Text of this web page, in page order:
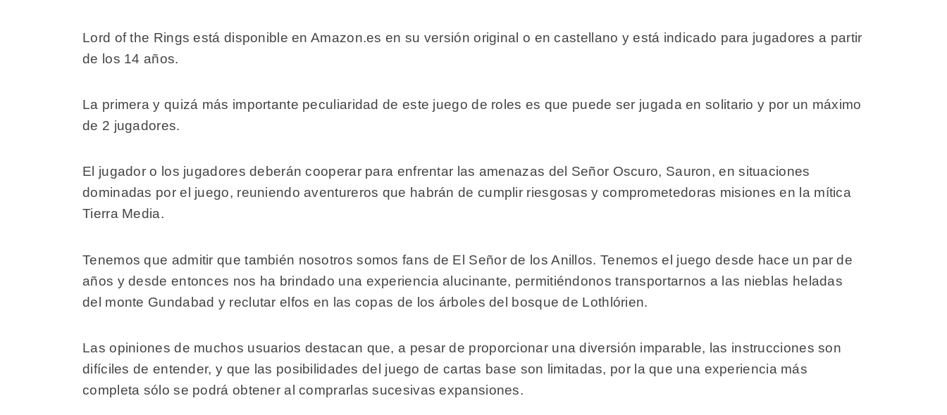
Lord of the Rings está disponible en Amazon.es en su versión original o en castellano y está indicado para jugadores a partir
de los 14 años.
La primera y quizá más importante peculiaridad de este juego de roles es que puede ser jugada en solitario y por un máximo
de 2 jugadores.
El jugador o los jugadores deberán cooperar para enfrentar las amenazas del Señor Oscuro, Sauron, en situaciones
dominadas por el juego, reuniendo aventureros que habrán de cumplir riesgosas y comprometedoras misiones en la mítica
Tierra Media.
Tenemos que admitir que también nosotros somos fans de El Señor de los Anillos. Tenemos el juego desde hace un par de
años y desde entonces nos ha brindado una experiencia alucinante, permitiéndonos transportarnos a las nieblas heladas
del monte Gundabad y reclutar elfos en las copas de los árboles del bosque de Lothlórien.
Las opiniones de muchos usuarios destacan que, a pesar de proporcionar una diversión imparable, las instrucciones son
difíciles de entender, y que las posibilidades del juego de cartas base son limitadas, por la que una experiencia más
completa sólo se podrá obtener al comprarlas sucesivas expansiones.